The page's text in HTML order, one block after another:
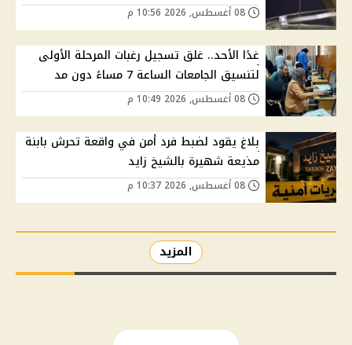
غدًا الأحد.. غلق تسجيل رغبات المرحلة الأولى
لتنسيق الجامعات الساعة 7 مساءً دون مد
بلاغ يقود لضبط فرد أمن في واقعة تحرش بابنة
مذيعة شهيرة بالشيخ زايد
المزيد